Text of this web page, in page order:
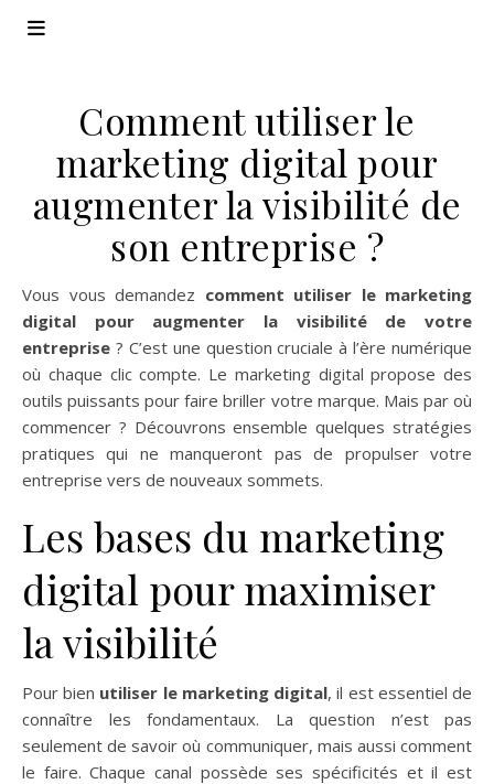
Comment utiliser le
marketing digital pour
augmenter la visibilité de
son entreprise ?
Vous vous demandez comment utiliser le marketing
digital pour augmenter la visibilité de votre
entreprise ? C’est une question cruciale à l’ère numérique
où chaque clic compte. Le marketing digital propose des
outils puissants pour faire briller votre marque. Mais par où
commencer ? Découvrons ensemble quelques stratégies
pratiques qui ne manqueront pas de propulser votre
entreprise vers de nouveaux sommets.
Les bases du marketing
digital pour maximiser
la visibilité
Pour bien utiliser le marketing digital, il est essentiel de
connaître les fondamentaux. La question n’est pas
seulement de savoir où communiquer, mais aussi comment
le faire. Chaque canal possède ses spécificités et il est